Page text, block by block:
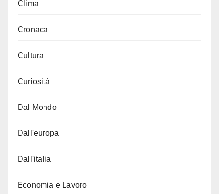
Clima
Cronaca
Cultura
Curiosità
Dal Mondo
Dall'europa
Dall'italia
Economia e Lavoro